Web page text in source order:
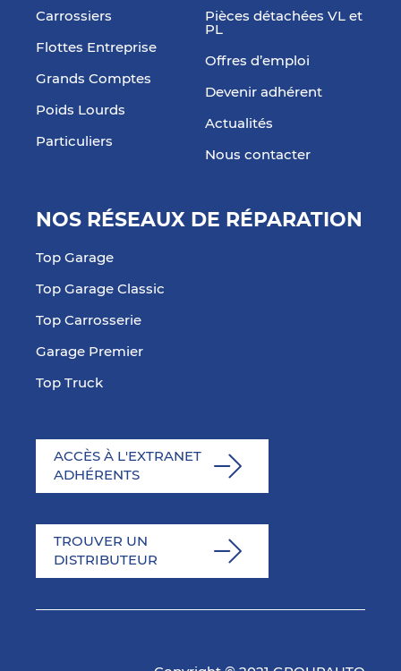
Carrossiers
Flottes Entreprise
Grands Comptes
Poids Lourds
Particuliers
Pièces détachées VL et
PL
Offres d’emploi
Devenir adhérent
Actualités
Nous contacter
NOS RÉSEAUX DE RÉPARATION
Top Garage
Top Garage Classic
Top Carrosserie
Garage Premier
Top Truck
ACCÈS À L'EXTRANET
ADHÉRENTS
TROUVER UN
DISTRIBUTEUR